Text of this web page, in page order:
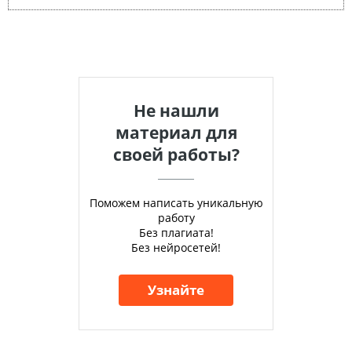
Не нашли
материал для
своей работы?
Поможем написать уникальную
работу
Без плагиата!
Без нейросетей!
Узнайте